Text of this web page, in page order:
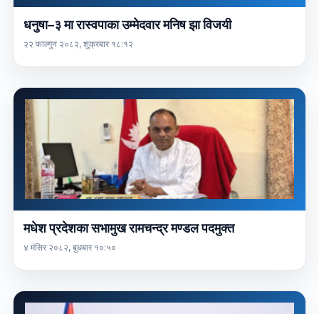
धनुषा–३ मा रास्वपाका उम्मेदवार मनिष झा विजयी
२२ फाल्गुन २०८२, शुक्रबार १८:१२
मधेश प्रदेशका सभामुख रामचन्द्र मण्डल पदमुक्त
४ मंसिर २०८२, बुधबार १०:५०